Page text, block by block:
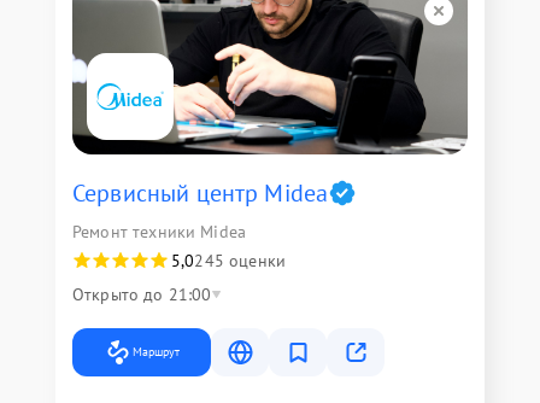
Сервисный центр Midea
Ремонт техники Midea
5,0245 оценки
Открыто до 21:00
Маршрут